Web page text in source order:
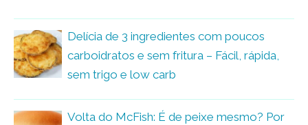
Delícia de 3 ingredientes com poucos
carboidratos e sem fritura – Fácil, rápida,
sem trigo e low carb
Volta do McFish: É de peixe mesmo? Por